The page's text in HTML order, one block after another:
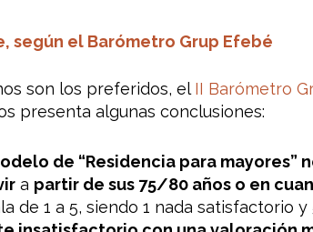
según el Barómetro Grup Efebé
son los preferidos, el II Barómetro
presenta algunas conclusiones:
de “Residencia para mayores”
a partir de sus 75/80 años o en
de 1 a 5, siendo 1 nada satisfactorio